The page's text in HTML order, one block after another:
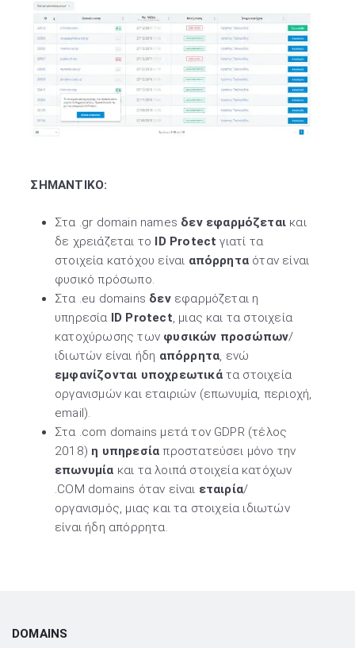
ΣΗΜΑΝΤΙΚΟ:
Στα .gr domain names δεν εφαρμόζεται και
δε χρειάζεται το ID Protect γιατί τα
στοιχεία κατόχου είναι απόρρητα όταν είναι
φυσικό πρόσωπο.
Στα .eu domains δενεφαρμόζεται η
υπηρεσία ID Protect, μιας και τα στοιχεία
κατοχύρωσης των φυσικών προσώπων/
ιδιωτών είναι ήδη απόρρητα, ενώ
εμφανίζονται υποχρεωτικάτα στοιχεία
οργανισμών και εταιριών (επωνυμία, περιοχή,
email).
Στα .com domains μετά τον GDPR (τέλος
2018) η υπηρεσία προστατεύσει μόνο την
επωνυμία και τα λοιπά στοιχεία κατόχων
.COM domains όταν είναι εταιρία/
οργανισμός, μιας και τα στοιχεία ιδιωτών
είναι ήδη απόρρητα.
DOMAINS